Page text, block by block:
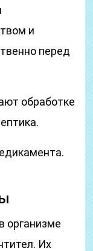
и
перед
обработке
организме
Их